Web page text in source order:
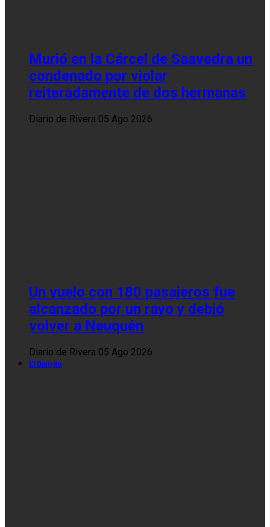
Murió en la Cárcel de Saavedra un
condenado por violar
reiteradamente de dos hermanas
Diario de Rivera 05 Ago 2026
Un vuelo con 180 pasajeros fue
alcanzado por un rayo y debió
volver a Neuquén
Diario de Rivera 05 Ago 2026
El Distrito